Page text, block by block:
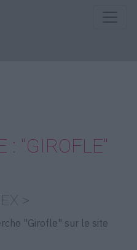
: "GIROFLE"
>
"Girofle" sur le site